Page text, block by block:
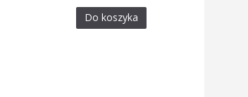
Do koszyka